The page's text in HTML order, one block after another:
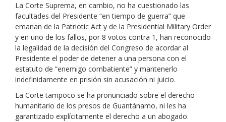
La Corte Suprema, en cambio, no ha cuestionado las
facultades del Presidente “en tiempo de guerra” que
emanan de la Patriotic Act y de la Presidential Military Order
y en uno de los fallos, por 8 votos contra 1, han reconocido
la legalidad de la decisión del Congreso de acordar al
Presidente el poder de detener a una persona con el
estatuto de “enemigo combatiente” y mantenerlo
indefinidamente en prisión sin acusación ni juicio.
La Corte tampoco se ha pronunciado sobre el derecho
humanitario de los presos de Guantánamo, ni les ha
garantizado explícitamente el derecho a un abogado.